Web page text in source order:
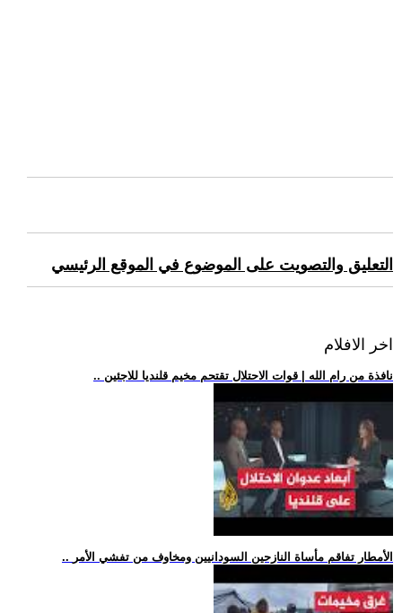
التعليق والتصويت على الموضوع في الموقع الرئيسي
اخر الافلام
.. نافذة من رام الله | قوات الاحتلال تقتحم مخيم قلنديا للاجئين
.. الأمطار تفاقم مأساة النازحين السودانيين ومخاوف من تفشي الأمر